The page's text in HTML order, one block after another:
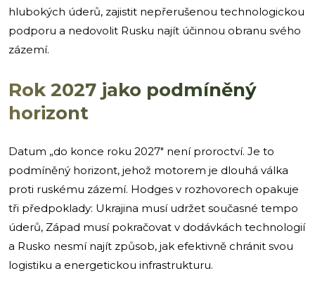
hlubokých úderů, zajistit nepřerušenou technologickou
podporu a nedovolit Rusku najít účinnou obranu svého
zázemí.
Rok 2027 jako podmíněný
horizont
Datum „do konce roku 2027″ není proroctví. Je to
podmíněný horizont, jehož motorem je dlouhá válka
proti ruskému zázemí. Hodges v rozhovorech opakuje
tři předpoklady: Ukrajina musí udržet současné tempo
úderů, Západ musí pokračovat v dodávkách technologií
a Rusko nesmí najít způsob, jak efektivně chránit svou
logistiku a energetickou infrastrukturu.